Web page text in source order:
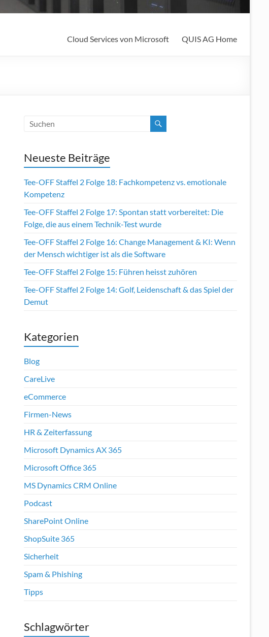
Cloud Services von Microsoft QUIS AG Home
Neueste Beiträge
Tee-OFF Staffel 2 Folge 18: Fachkompetenz vs. emotionale
Kompetenz
Tee-OFF Staffel 2 Folge 17: Spontan statt vorbereitet: Die
Folge, die aus einem Technik-Test wurde
Tee-OFF Staffel 2 Folge 16: Change Management & KI: Wenn
der Mensch wichtiger ist als die Software
Tee-OFF Staffel 2 Folge 15: Führen heisst zuhören
Tee-OFF Staffel 2 Folge 14: Golf, Leidenschaft & das Spiel der
Demut
Kategorien
Blog
CareLive
eCommerce
Firmen-News
HR & Zeiterfassung
Microsoft Dynamics AX 365
Microsoft Office 365
MS Dynamics CRM Online
Podcast
SharePoint Online
ShopSuite 365
Sicherheit
Spam & Phishing
Tipps
Schlagwörter